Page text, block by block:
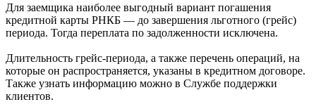
Для заемщика наиболее выгодный вариант погашения
кредитной карты РНКБ — до завершения льготного (грейс)
периода. Тогда переплата по задолженности исключена.
Длительность грейс-периода, а также перечень операций, на
которые он распространяется, указаны в кредитном договоре.
Также узнать информацию можно в Службе поддержки
клиентов.